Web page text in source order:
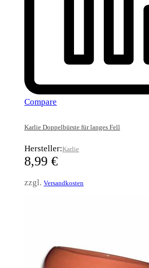
Compare
Karlie Doppelbürste für langes Fell
Hersteller:Karlie
8,99 €
zzgl. Versandkosten